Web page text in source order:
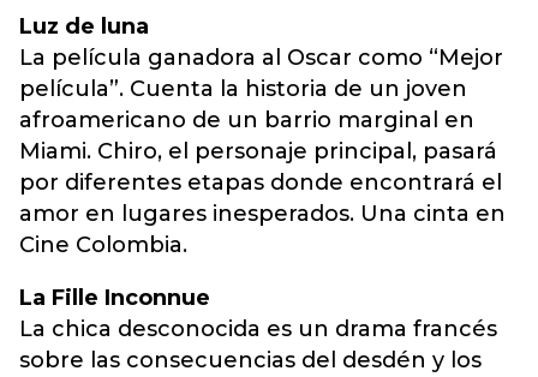
Luz de luna
La película ganadora al Oscar como “Mejor
película”. Cuenta la historia de un joven
afroamericano de un barrio marginal en
Miami. Chiro, el personaje principal, pasará
por diferentes etapas donde encontrará el
amor en lugares inesperados. Una cinta en
Cine Colombia.
La Fille Inconnue
La chica desconocida es un drama francés
sobre las consecuencias del desdén y los